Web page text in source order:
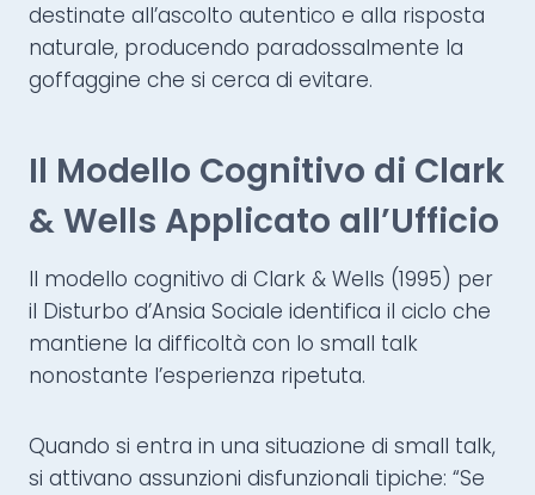
destinate all’ascolto autentico e alla risposta
naturale, producendo paradossalmente la
goffaggine che si cerca di evitare.
Il Modello Cognitivo di Clark
& Wells Applicato all’Ufficio
Il modello cognitivo di Clark & Wells (1995) per
il Disturbo d’Ansia Sociale identifica il ciclo che
mantiene la difficoltà con lo small talk
nonostante l’esperienza ripetuta.
Quando si entra in una situazione di small talk,
si attivano assunzioni disfunzionali tipiche: “Se